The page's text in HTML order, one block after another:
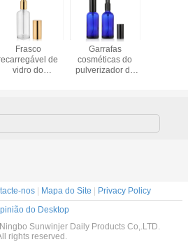
Frasco
de
vidro do
Garrafas
cosméticas do
pulverizador do
nos | Mapa do Site | Privacy Policy
do Desktop
Sunwinjer Daily Products Co,.LTD.
rights reserved.